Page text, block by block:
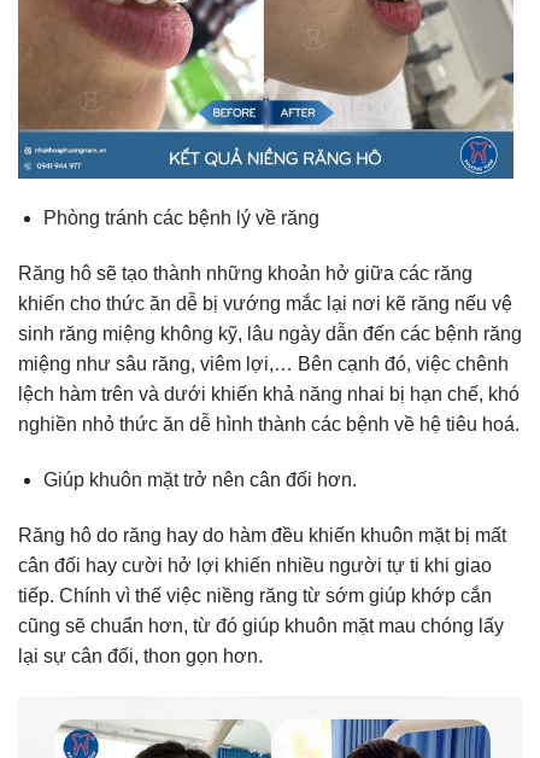
Phòng tránh các bệnh lý về răng
Răng hô sẽ tạo thành những khoản hở giữa các răng
khiến cho thức ăn dễ bị vướng mắc lại nơi kẽ răng nếu vệ
sinh răng miệng không kỹ, lâu ngày dẫn đến các bệnh răng
miệng như sâu răng, viêm lợi,… Bên cạnh đó, việc chênh
lệch hàm trên và dưới khiến khả năng nhai bị hạn chế, khó
nghiền nhỏ thức ăn dễ hình thành các bệnh về hệ tiêu hoá.
Giúp khuôn mặt trở nên cân đối hơn.
Răng hô do răng hay do hàm đều khiến khuôn mặt bị mất
cân đối hay cười hở lợi khiến nhiều người tự ti khi giao
tiếp. Chính vì thế việc niềng răng từ sớm giúp khớp cắn
cũng sẽ chuẩn hơn, từ đó giúp khuôn mặt mau chóng lấy
lại sự cân đối, thon gọn hơn.